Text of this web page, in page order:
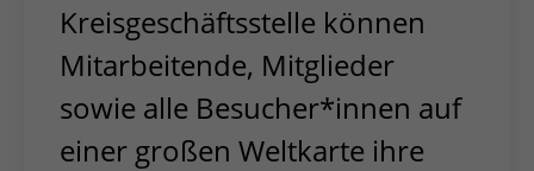
Kreisgeschäftsstelle können
Mitarbeitende, Mitglieder
sowie alle Besucher*innen auf
einer großen Weltkarte ihre